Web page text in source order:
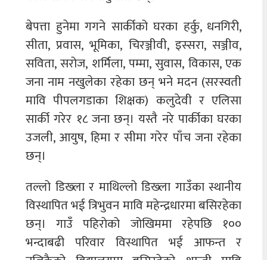
बेपत्ता हुनेमा गगने सार्कीको घरका हर्कु, धनगिरी,
सीता, प्रवास, भूमिका, चिरञ्जीवी, इस्सरा, सञ्जीव,
सविता, सरोज, शर्मिला, पम्मा, सुवास, विकास, एक
जना नाम नखुलेका रहेका छन् भने मदन (सरस्वती
मावि पीपलगडाका शिक्षक) कलुदेवी र एलिसा
सार्की गरेर १८ जना छन्। यस्तै नरे पार्कीका घरका
उजली, आयुष, हिमा र सीमा गरेर पाँच जना रहेका
छन्।
तल्लो डिख्ला र माथिल्लो डिख्ला गाउँका स्थानीय
विस्थापित भई त्रिभुवन मावि महेन्द्रधारमा बसिरहेका
छन्। गाउँ पहिराेको जोखिममा रहेपछि १००
भन्दाबढी परिवार विस्थापित भई आफन्त र